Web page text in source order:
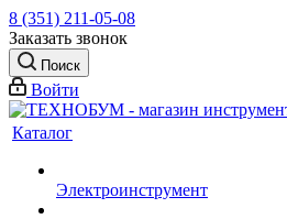
8 (351) 211-05-08
Заказать звонок
Поиск
Войти
Каталог
Электроинструмент